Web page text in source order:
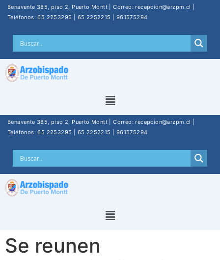
Benavente 385, piso 2, Puerto Montt | Correo: recepcion@arzpm.cl |
Teléfonos: 65 2253295 | 65 2252215 | 961575294
Benavente 385, piso 2, Puerto Montt | Correo: recepcion@arzpm.cl |
Teléfonos: 65 2253295 | 65 2252215 | 961575294
Se reunen